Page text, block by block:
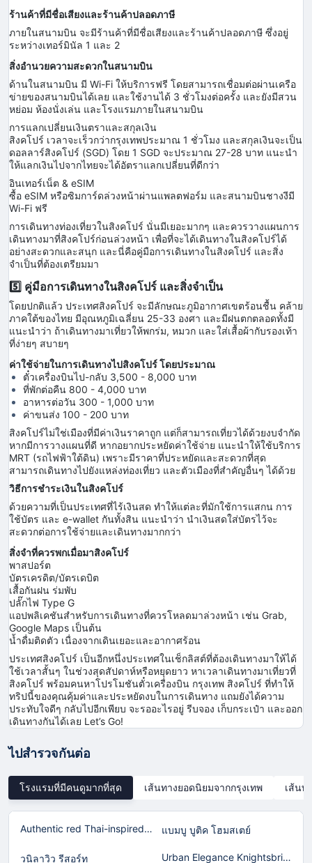
ร้านค้าที่มีชื่อเสียงและร้านค้าปลอดภาษี
ภายในสนามบิน จะมีร้านค้าที่มีชื่อเสียงและร้านค้าปลอดภาษี ซึ่งอยู่
ระหว่างเทอร์มินัล 1 และ 2
สิ่งอำนวยความสะดวกในสนามบิน
ด้านในสนามบิน มี Wi-Fi ให้บริการฟรี โดยสามารถเชื่อมต่อผ่านเครือ
ข่ายของสนามบินได้เลย และใช้งานได้ 3 ชั่วโมงต่อครั้ง และยังมีสวน
หย่อม ห้องนั่งเล่น และโรงแรมภายในสนามบิน
การแลกเปลี่ยนเงินตราและสกุลเงิน
สิงคโปร์ เวลาจะเร็วกว่ากรุงเทพประมาณ 1 ชั่วโมง และสกุลเงินจะเป็น
ดอลลาร์สิงคโปร์ (SGD) โดย 1 SGD จะประมาณ 27-28 บาท แนะนำ
ให้แลกเงินไปจากไทยจะได้อัตราแลกเปลี่ยนที่ดีกว่า
อินเทอร์เน็ต & eSIM
ซื้อ eSIM หรือซิมการ์ดล่วงหน้าผ่านแพลตฟอร์ม และสนามบินชางงีมี
Wi-Fi ฟรี
การเดินทางท่องเที่ยวในสิงคโปร์ นั่นมีเยอะมากๆ และควรวางแผนการ
เดินทางมาที่สิงคโปร์ก่อนล่วงหน้า เพื่อที่จะได้เดินทางในสิงคโปร์ได้
อย่างสะดวกและสนุก และนี่คือคู่มือการเดินทางในสิงคโปร์ และสิ่ง
จำเป็นที่ต้องเตรียมมา
5️⃣ คู่มือการเดินทางในสิงคโปร์ และสิ่งจำเป็น
โดยปกติแล้ว ประเทศสิงคโปร์ จะมีลักษณะภูมิอากาศเขตร้อนชื้น คล้าย
ภาคใต้ของไทย มีอุณหภูมิเฉลี่ยน 25-33 องศา และมีฝนตกตลอดทั้งมี
แนะนำว่า ถ้าเดินทางมาเที่ยวให้พกร่ม, หมวก และใส่เสื้อผ้ากับรองเท้า
ที่ง่ายๆ สบายๆ
ค่าใช้จ่ายในการเดินทางไปสิงคโปร์ โดยประมาณ
ตั๋วเครื่องบินไป-กลับ 3,500 - 8,000 บาท
ที่พักต่อคืน 800 - 4,000 บาท
อาหารต่อวัน 300 - 1,000 บาท
ค่าขนส่ง 100 - 200 บาท
สิงคโปร์ไม่ใช่เมืองที่มีค่าเงินราคาถูก แต่ก็สามารถเที่ยวได้ด้วยงบจำกัด
หากมีการวางแผนที่ดี หากอยากประหยัดค่าใช้จ่าย แนะนำให้ใช้บริการ
MRT (รถไฟฟ้าใต้ดิน) เพราะมีราคาที่ประหยัดและสะดวกที่สุด
สามารถเดินทางไปยังแหล่งท่องเที่ยว และตัวเมืองที่สำคัญอื่นๆ ได้ด้วย
วิธีการชำระเงินในสิงคโปร์
ด้วยความที่เป็นประเทศที่ไร้เงินสด ทำให้แต่ละที่มักใช้การแสกน การ
ใช้บัตร และ e-wallet กันทั้งสิน แนะนำว่า นำเงินสดใส่บัตรไว้จะ
สะดวกต่อการใช้จ่ายและเดินทางมากกว่า
สิ่งจำที่ควรพกเมื่อมาสิงคโปร์
พาสปอร์ต
บัตรเครดิต/บัตรเดบิต
เสื้อกันฝน ร่มพับ
ปลั๊กไฟ Type G
แอปพลิเคชันสำหรับการเดินทางที่ควรโหลดมาล่วงหน้า เช่น Grab,
Google Maps เป็นต้น
น้ำดื่มติดตัว เนื่องจากเดินเยอะและอากาศร้อน
ประเทศสิงคโปร์ เป็นอีกหนึ่งประเทศในเช็กลิสต์ที่ต้องเดินทางมาให้ได้
ใช้เวลาสั้นๆ ในช่วงสุดสัปดาห์หรือหยุดยาว หาเวลาเดินทางมาเที่ยวที่
สิงคโปร์ พร้อมคนหาโปรโมชันตั๋วเครื่องบิน กรุงเทพ สิงคโปร์ ที่ทำให้
ทริปนี้ของคุณคุ้มค่าและประหยัดงบในการเดินทาง แถมยังได้ความ
ประทับใจดีๆ กลับไปอีกเพียบ จะรออะไรอยู่ รีบจอง เก็บกระเป๋า และออก
เดินทางกันได้เลย Let’s Go!
ไปสำรวจกันต่อ
โรงแรมที่มีคนดูมากที่สุด เส้นทางยอดนิยมจากกรุงเทพ เส้นท
Authentic red Thai-inspired home in Laguna! แบมบู บูติค โฮมสเตย์
วนิลาวิว รีสอร์ท Urban Elegance Knightsbridge BTS Bearing